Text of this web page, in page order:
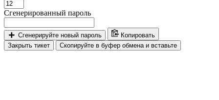
Сгенерированный пароль
Сгенерируйте новый пароль
Копировать
Закрыть тикет
Скопируйте в буфер обмена и вставьте